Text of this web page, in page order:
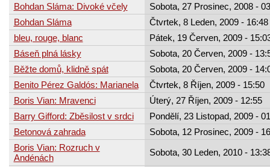
Bohdan Sláma: Divoké včely
Sobota, 27 Prosinec, 2008 -
Bohdan Sláma
Čtvrtek, 8 Leden, 2009 - 16:48
bleu, rouge, blanc
Pátek, 19 Červen, 2009 -
Báseň plná lásky
Sobota, 20 Červen, 2009 -
Běžte domů, klidně spát
Sobota, 20 Červen, 2009 -
Benito Pérez Galdós: Marianela
Čtvrtek, 8 Říjen, 2009 - 15:50
Boris Vian: Mravenci
Úterý, 27 Říjen, 2009 - 12:55
Barry Gifford: Zběsilost v srdci
Pondělí, 23 Listopad, 2009 -
Betonová zahrada
Sobota, 12 Prosinec, 2009 -
Boris Vian: Rozruch v
Andénách
Sobota, 30 Leden, 2010 -